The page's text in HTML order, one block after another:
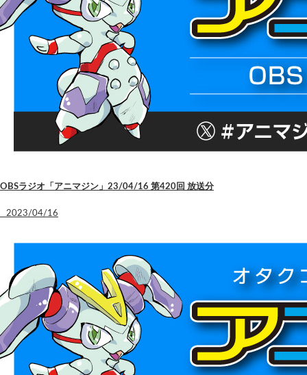
OBSラジオ「アニマジン」23/04/16 第420回 放送分
2023/04/16